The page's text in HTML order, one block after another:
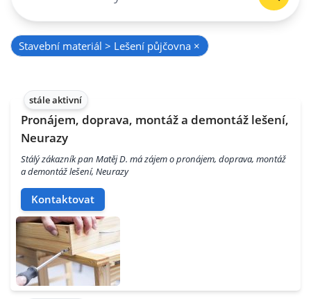
Stavební materiál > Lešení půjčovna ×
stále aktivní
Pronájem, doprava, montáž a demontáž lešení,
Neurazy
Stálý zákazník pan Matěj D. má zájem o pronájem, doprava, montáž
a demontáž lešení, Neurazy
Kontaktovat